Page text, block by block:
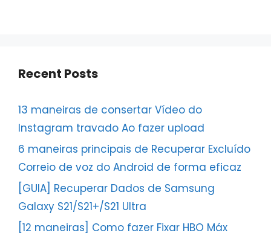
Recent Posts
13 maneiras de consertar Vídeo do
Instagram travado Ao fazer upload
6 maneiras principais de Recuperar Excluído
Correio de voz do Android de forma eficaz
[GUIA] Recuperar Dados de Samsung
Galaxy S21/S21+/S21 Ultra
[12 maneiras] Como fazer Fixar HBO Máx